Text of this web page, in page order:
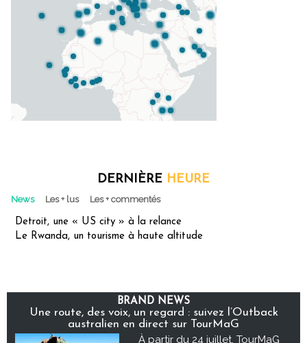
DERNIÈRE HEURE
News Les + lus Les + commentés
Detroit, une « US city » à la relance
Le Rwanda, un tourisme à haute altitude
BRAND NEWS
Une route, des voix, un regard : suivez l’Outback
australien en direct sur TourMaG
À partir du 24 juillet, TourMaG